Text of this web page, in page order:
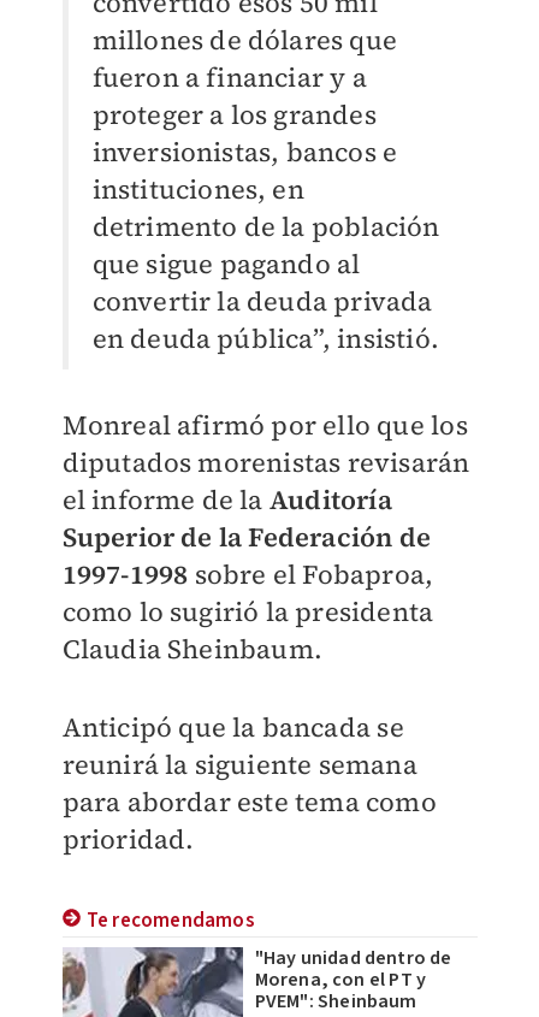
millones de dólares que
fueron a financiar y a
proteger a los grandes
inversionistas, bancos e
instituciones, en
detrimento de la población
que sigue pagando al
convertir la deuda privada
en deuda pública”, insistió.
Monreal afirmó por ello que los
diputados morenistas revisarán
el informe de la Auditoría
Superior de la Federación de
1997-1998 sobre el Fobaproa,
como lo sugirió la presidenta
Claudia Sheinbaum.
Anticipó que la bancada se
reunirá la siguiente semana
para abordar este tema como
prioridad.
Te recomendamos
"Hay unidad dentro de
Morena, con el PT y
PVEM": Sheinbaum